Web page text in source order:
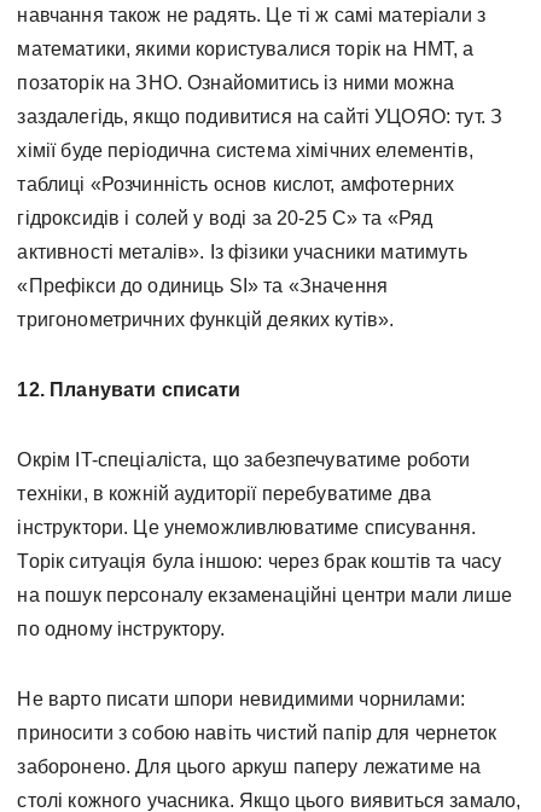
навчання також не радять. Це ті ж самі матеріали з
математики, якими користувалися торік на НМТ, а
позаторік на ЗНО. Ознайомитись із ними можна
заздалегідь, якщо подивитися на сайті УЦОЯО: тут. З
хімії буде періодична система хімічних елементів,
таблиці «Розчинність основ кислот, амфотерних
гідроксидів і солей у воді за 20-25 С» та «Ряд
активності металів». Із фізики учасники матимуть
«Префікси до одиниць SI» та «Значення
тригонометричних функцій деяких кутів».
12. Планувати списати
Окрім IT-спеціаліста, що забезпечуватиме роботи
техніки, в кожній аудиторії перебуватиме два
інструктори. Це унеможливлюватиме списування.
Торік ситуація була іншою: через брак коштів та часу
на пошук персоналу екзаменаційні центри мали лише
по одному інструктору.
Не варто писати шпори невидимими чорнилами:
приносити з собою навіть чистий папір для чернеток
заборонено. Для цього аркуш паперу лежатиме на
столі кожного учасника. Якщо цього виявиться замало,